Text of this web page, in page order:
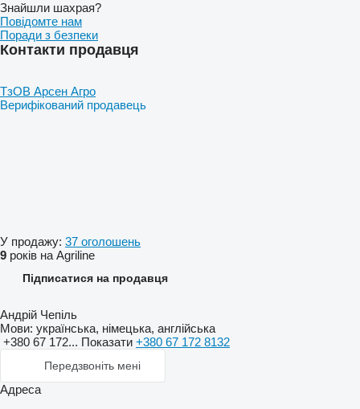
Знайшли шахрая?
Повідомте нам
Поради з безпеки
Контакти продавця
ТзОВ Арсен Агро
Верифікований продавець
У продажу: 37 оголошень
9 років на Agriline
Підписатися на продавця
Андрій Чепіль
Мови: українська, німецька, англійська
+380 67 172... Показати +380 67 172 8132
Передзвоніть мені
Адреса